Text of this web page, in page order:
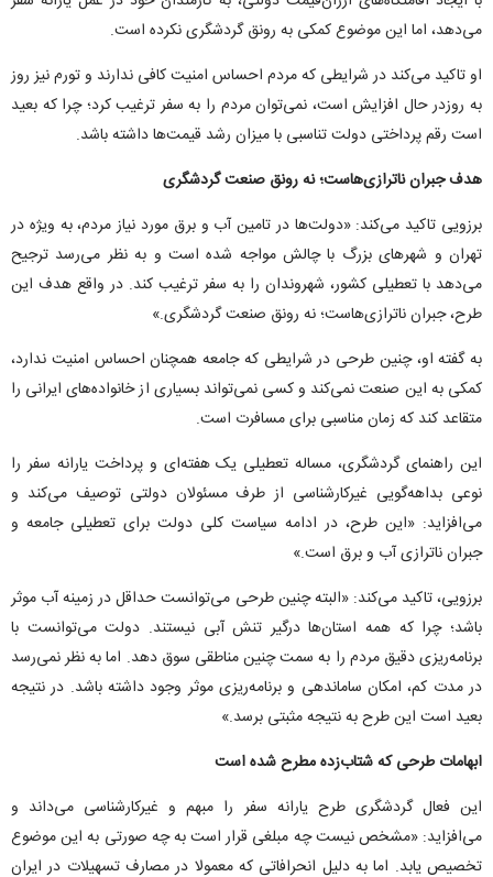
می‌دهد، اما این موضوع کمکی به رونق گردشگری نکرده است.
او تاکید می‌کند در شرایطی که مردم احساس امنیت کافی ندارند و تورم نیز روز
به روزدر حال افزایش است، نمی‌توان مردم را به سفر ترغیب کرد؛ چرا که بعید
است رقم پرداختی دولت تناسبی با میزان رشد قیمت‌ها داشته باشد.
هدف جبران ناترازی‌هاست؛ نه رونق صنعت گردشگری
برزویی تاکید می‌کند: «دولت‌ها در تامین آب و برق مورد نیاز مردم، به ویژه در
تهران و شهر‌های بزرگ با چالش مواجه شده است و به نظر می‌رسد ترجیح
می‌دهد با تعطیلی کشور، شهروندان را به سفر ترغیب کند. در واقع هدف این
طرح، جبران ناترازی‌هاست؛ نه رونق صنعت گردشگری.»
به گفته او، چنین طرحی در شرایطی که جامعه همچنان احساس امنیت ندارد،
کمکی به این صنعت نمی‌کند و کسی نمی‌تواند بسیاری از خانواده‌های ایرانی را
متقاعد کند که زمان مناسبی برای مسافرت است.
این راهنمای گردشگری، مساله تعطیلی یک هفته‌ای و پرداخت یارانه سفر را
نوعی بداهه‌گویی غیرکارشناسی از طرف مسئولان دولتی توصیف می‌کند و
می‌افزاید: «این طرح، در ادامه سیاست کلی دولت برای تعطیلی جامعه و
جبران ناترازی آب و برق است.»
برزویی، تاکید می‌کند: «البته چنین طرحی می‌توانست حداقل در زمینه آب موثر
باشد؛ چرا که همه استان‌ها درگیر تنش آبی نیستند. دولت می‌توانست با
برنامه‌ریزی دقیق مردم را به سمت چنین مناطقی سوق دهد. اما به نظر نمی‌رسد
در مدت کم، امکان ساماندهی و برنامه‌ریزی موثر وجود داشته باشد. در نتیجه
بعید است این طرح به نتیجه مثبتی برسد.»
ابهامات طرحی که شتاب‌زده مطرح شده است
این فعال گردشگری طرح یارانه سفر را مبهم و غیرکارشناسی می‌داند و
می‌افزاید: «مشخص نیست چه مبلغی قرار است به چه صورتی به این موضوع
تخصیص یابد. اما به دلیل انحرافاتی که معمولا در مصارف تسهیلات در ایران